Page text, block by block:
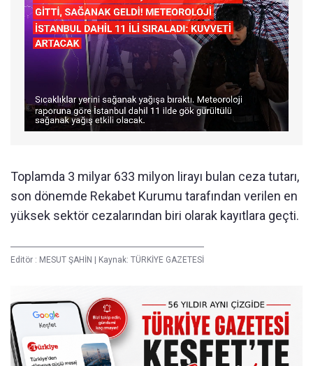
Toplamda 3 milyar 633 milyon lirayı bulan ceza tutarı,
son dönemde Rekabet Kurumu tarafından verilen en
yüksek sektör cezalarından biri olarak kayıtlara geçti.
Editör : MESUT ŞAHİN | Kaynak: TÜRKİYE GAZETESİ